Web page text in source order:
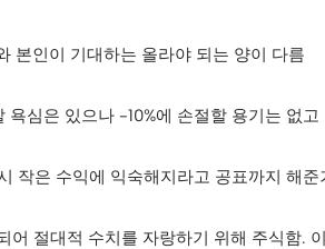
본인이 기대하는 올라야 되는 양이 다름
욕심은 있으나 -10%에 손절할 용기는 없고
작은 수익에 익숙해지라고 공표까지 해준
어 절대적 수치를 자랑하기 위해 주식함.